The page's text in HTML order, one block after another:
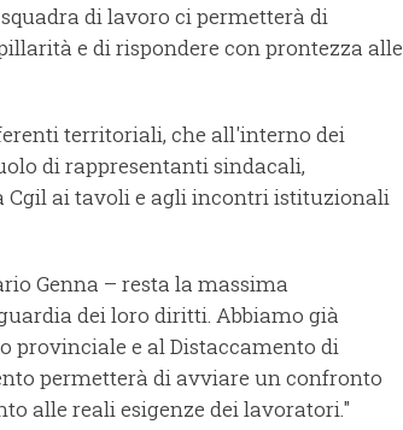
di lavoro ci permetterà di
e di rispondere con prontezza alle
territoriali, che all'interno dei
di rappresentanti sindacali,
Cgil ai tavoli e agli incontri istituzionali
Genna – resta la massima
dei loro diritti. Abbiamo già
provinciale e al Distaccamento di
permetterà di avviare un confronto
alle reali esigenze dei lavoratori."